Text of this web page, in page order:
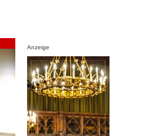
Anzeige